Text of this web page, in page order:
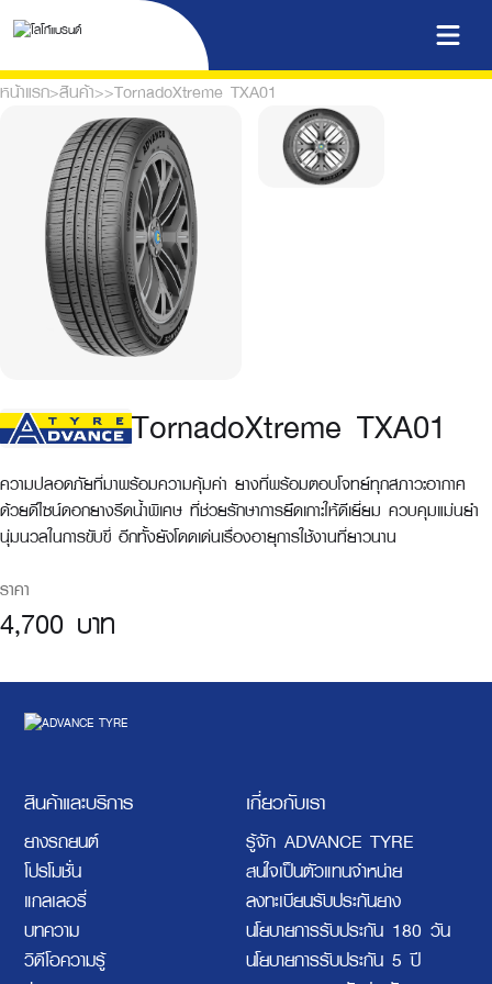
หน้าแรก>สินค้า>>TornadoXtreme TXA01
TornadoXtreme TXA01
ความปลอดภัยที่มาพร้อมความคุ้มค่า ยางที่พร้อมตอบโจทย์ทุกสภาวะอากาศ
ด้วยดีไซน์ดอกยางรีดน้ำพิเศษ ที่ช่วยรักษาการยึดเกาะให้ดีเยี่ยม ควบคุมแม่นยำ
นุ่มนวลในการขับขี่ อีกทั้งยังโดดเด่นเรื่องอายุการใช้งานที่ยาวนาน
ราคา
4,700 บาท
สินค้าและบริการ
ยางรถยนต์
โปรโมชั่น
แกลเลอรี่
บทความ
วิดีโอความรู้
เกี่ยวกับเรา
รู้จัก ADVANCE TYRE
สนใจเป็นตัวแทนจำหน่าย
ลงทะเบียนรับประกันยาง
นโยบายการรับประกัน 180 วัน
นโยบายการรับประกัน 5 ปี